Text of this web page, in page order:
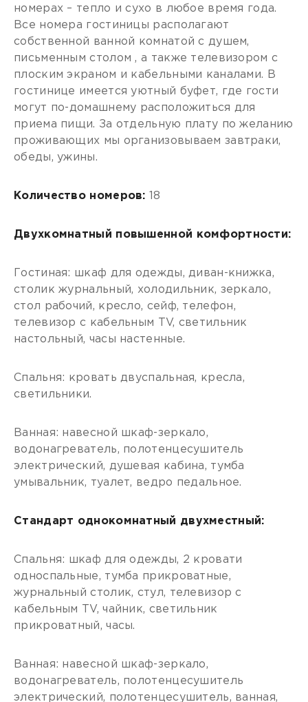
номерах – тепло и сухо в любое время года.
Все номера гостиницы располагают
собственной ванной комнатой с душем,
письменным столом , а также телевизором с
плоским экраном и кабельными каналами. В
гостинице имеется уютный буфет, где гости
могут по-домашнему расположиться для
приема пищи. За отдельную плату по желанию
проживающих мы организовываем завтраки,
обеды, ужины.
Количество номеров: 18
Двухкомнатный повышенной комфортности:
Гостиная: шкаф для одежды, диван-книжка,
столик журнальный, холодильник, зеркало,
стол рабочий, кресло, сейф, телефон,
телевизор с кабельным TV, светильник
настольный, часы настенные.
Спальня: кровать двуспальная, кресла,
светильники.
Ванная: навесной шкаф-зеркало,
водонагреватель, полотенцесушитель
электрический, душевая кабина, тумба
умывальник, туалет, ведро педальное.
Стандарт однокомнатный двухместный:
Спальня: шкаф для одежды, 2 кровати
односпальные, тумба прикроватные,
журнальный столик, стул, телевизор с
кабельным ТV, чайник, светильник
прикроватный, часы.
Ванная: навесной шкаф-зеркало,
водонагреватель, полотенцесушитель
электрический, полотенцесушитель, ванная,